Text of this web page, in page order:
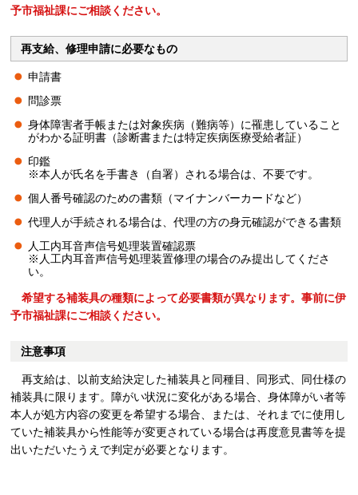
予市福祉課にご相談ください。
再支給、修理申請に必要なもの
申請書
問診票
身体障害者手帳または対象疾病（難病等）に罹患していること
がわかる証明書（診断書または特定疾病医療受給者証）
印鑑
※本人が氏名を手書き（自署）される場合は、不要です。
個人番号確認のための書類（マイナンバーカードなど）
代理人が手続される場合は、代理の方の身元確認ができる書類
人工内耳音声信号処理装置確認票
※人工内耳音声信号処理装置修理の場合のみ提出してくださ
い。
希望する補装具の種類によって必要書類が異なります。事前に伊
予市福祉課にご相談ください。
注意事項
再支給は、以前支給決定した補装具と同種目、同形式、同仕様の
補装具に限ります。障がい状況に変化がある場合、身体障がい者等
本人が処方内容の変更を希望する場合、または、それまでに使用し
ていた補装具から性能等が変更されている場合は再度意見書等を提
出いただいたうえで判定が必要となります。